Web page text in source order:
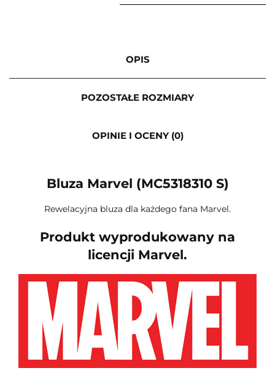
OPIS
POZOSTAŁE ROZMIARY
OPINIE I OCENY (0)
Bluza Marvel (MC5318310 S)
Rewelacyjna bluza dla każdego fana Marvel.
Produkt wyprodukowany na
licencji Marvel.